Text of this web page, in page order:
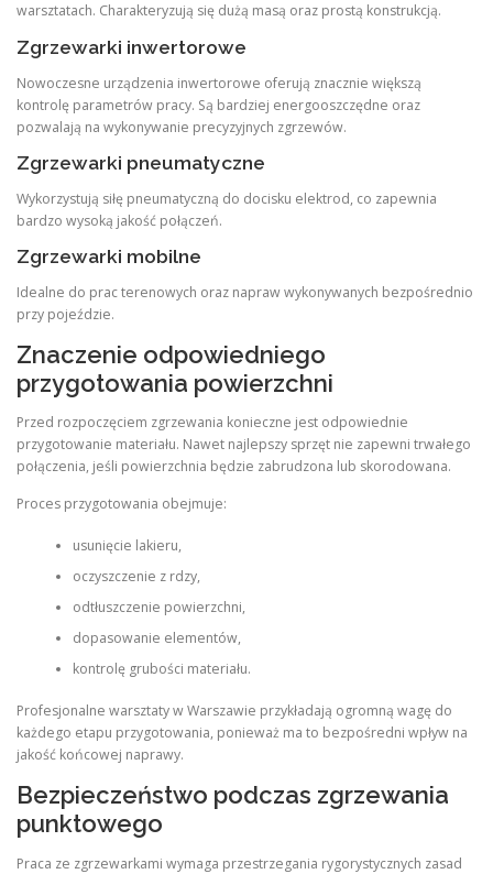
warsztatach. Charakteryzują się dużą masą oraz prostą konstrukcją.
Zgrzewarki inwertorowe
Nowoczesne urządzenia inwertorowe oferują znacznie większą
kontrolę parametrów pracy. Są bardziej energooszczędne oraz
pozwalają na wykonywanie precyzyjnych zgrzewów.
Zgrzewarki pneumatyczne
Wykorzystują siłę pneumatyczną do docisku elektrod, co zapewnia
bardzo wysoką jakość połączeń.
Zgrzewarki mobilne
Idealne do prac terenowych oraz napraw wykonywanych bezpośrednio
przy pojeździe.
Znaczenie odpowiedniego
przygotowania powierzchni
Przed rozpoczęciem zgrzewania konieczne jest odpowiednie
przygotowanie materiału. Nawet najlepszy sprzęt nie zapewni trwałego
połączenia, jeśli powierzchnia będzie zabrudzona lub skorodowana.
Proces przygotowania obejmuje:
usunięcie lakieru,
oczyszczenie z rdzy,
odtłuszczenie powierzchni,
dopasowanie elementów,
kontrolę grubości materiału.
Profesjonalne warsztaty w Warszawie przykładają ogromną wagę do
każdego etapu przygotowania, ponieważ ma to bezpośredni wpływ na
jakość końcowej naprawy.
Bezpieczeństwo podczas zgrzewania
punktowego
Praca ze zgrzewarkami wymaga przestrzegania rygorystycznych zasad